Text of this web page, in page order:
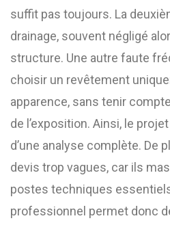
suffit pas toujours. La
drainage, souvent négligé
structure. Une autre faute
choisir un revêtement
apparence, sans tenir
de l’exposition. Ainsi, le
d’une analyse complète. De
devis trop vagues, car ils
postes techniques
professionnel permet donc